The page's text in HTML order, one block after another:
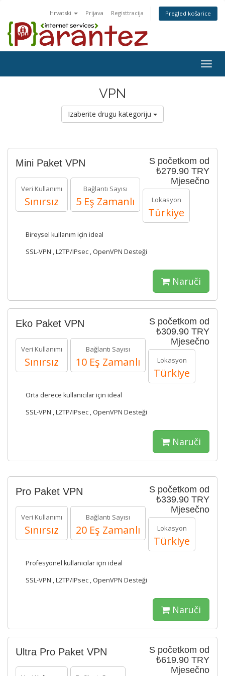
Hrvatski Prijava Registtracija Pregled košarice
VPN
Izaberite drugu kategoriju
S početkom od
₺279.90 TRY
Mjesečno
Mini Paket VPN
Veri Kullanımı
Sınırsız
Bağlantı Sayısı
5 Eş Zamanlı Lokasyon
Türkiye
Bireysel kullanım için ideal
SSL-VPN , L2TP/IPsec , OpenVPN Desteği
Naruči
S početkom od
₺309.90 TRY
Mjesečno
Eko Paket VPN
Veri Kullanımı
Sınırsız
Bağlantı Sayısı
10 Eş Zamanlı Lokasyon
Türkiye
Orta derece kullanıcılar için ideal
SSL-VPN , L2TP/IPsec , OpenVPN Desteği
Naruči
S početkom od
₺339.90 TRY
Mjesečno
Pro Paket VPN
Veri Kullanımı
Sınırsız
Bağlantı Sayısı
20 Eş Zamanlı Lokasyon
Türkiye
Profesyonel kullanıcılar için ideal
SSL-VPN , L2TP/IPsec , OpenVPN Desteği
Naruči
S početkom od
₺619.90 TRY
Mjesečno
Ultra Pro Paket VPN